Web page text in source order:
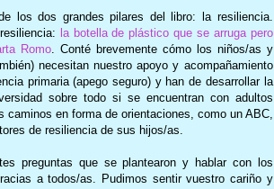
los dos grandes pilares del libro: la resiliencia.
la botella de plástico que se arruga pero
Romo. Conté brevemente cómo los niños/as y
necesitan nuestro apoyo y acompañamiento
primaria (apego seguro) y han de desarrollar la
sobre todo si se encuentran con adultos
en forma de orientaciones, como un ABC,
de resiliencia de sus hijos/as.
preguntas que se plantearon y hablar con los
a todos/as. Pudimos sentir vuestro cariño y